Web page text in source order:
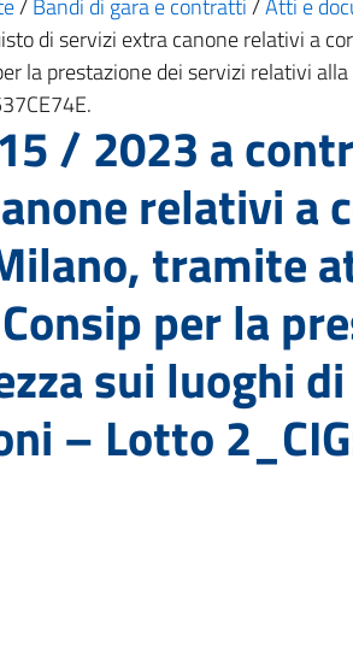
di servizi extra canone relativi a
la prestazione dei servizi relativi
/ 2023 a
relativi a
tramite
per la
sui luoghi
– Lotto